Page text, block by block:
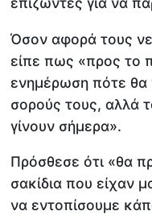
Όσον αφορά τους
είπε πως «προς το
ενημέρωση πότε θα
σορούς τους, αλλά
γίνουν σήμερα».
Πρόσθεσε ότι «θα
σακίδια που είχαν
να εντοπίσουμε